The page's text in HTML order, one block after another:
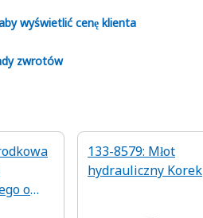
wyświetlić cenę klienta
zwrotów
o
133-8579: Młot
hydrauliczny Korek